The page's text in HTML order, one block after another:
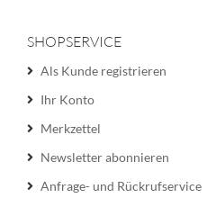
SHOPSERVICE
Als Kunde registrieren
Ihr Konto
Merkzettel
Newsletter abonnieren
Anfrage- und Rückrufservice